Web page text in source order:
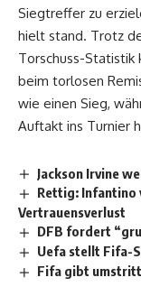
Siegtreffer zu
hielt stand. Trotz
Torschuss-Statistik
beim torlosen
wie einen Sieg,
Auftakt ins Turnier
Jackson Irvine
Rettig: Infantino
Vertrauensverlust
DFB fordert
Uefa stellt Fifa-
Fifa gibt